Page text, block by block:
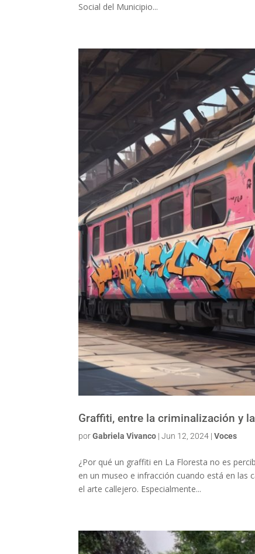
Social del Municipio...
Graffiti, entre la criminalización y
porGabriela Vivanco |Jun 12, 2024 |Voces
¿Por qué un graffiti en La Floresta no es
en un museo e infracción cuando está en las
el arte callejero. Especialmente...